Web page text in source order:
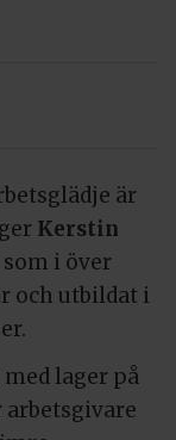
är
Kerstin
i över
och utbildat i
lager på
arbetsgivare